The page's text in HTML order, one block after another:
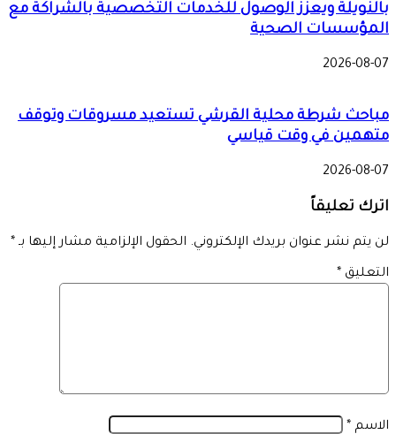
بالنويلة ويعزز الوصول للخدمات التخصصية بالشراكة مع
المؤسسات الصحية
2026-08-07
مباحث شرطة محلية القرشي تستعيد مسروقات وتوقف
متهمين في وقت قياسي
2026-08-07
اترك تعليقاً
لن يتم نشر عنوان بريدك الإلكتروني. الحقول الإلزامية مشار إليها بـ *
التعليق *
الاسم *